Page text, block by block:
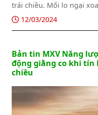
trái chiều. Mối lo ngại
không chắc chắn của
nhu cầu. Trong khi đó,
12/03/2024
Bản tin MXV Năng
động giằng co khi tín
chiều